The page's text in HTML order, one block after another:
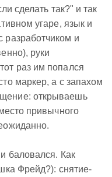
сделать так?" и так
угаре, язык и
разработчиком и
руки
раз им попался
маркер, а с запахом
открываешь
привычного
баловался. Как
Фрейд?): снятие-